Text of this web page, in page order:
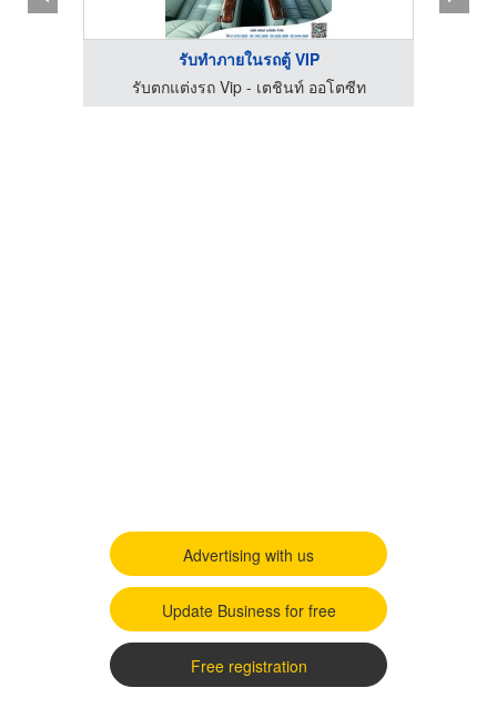
รับทำภายในรถตู้ VIP
รับตกแต่งรถ Vip - เตชินท์ ออโตซีท
Advertising with us
Update Business for free
Free registration